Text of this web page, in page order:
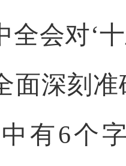
全会对‘
面深刻
有6个